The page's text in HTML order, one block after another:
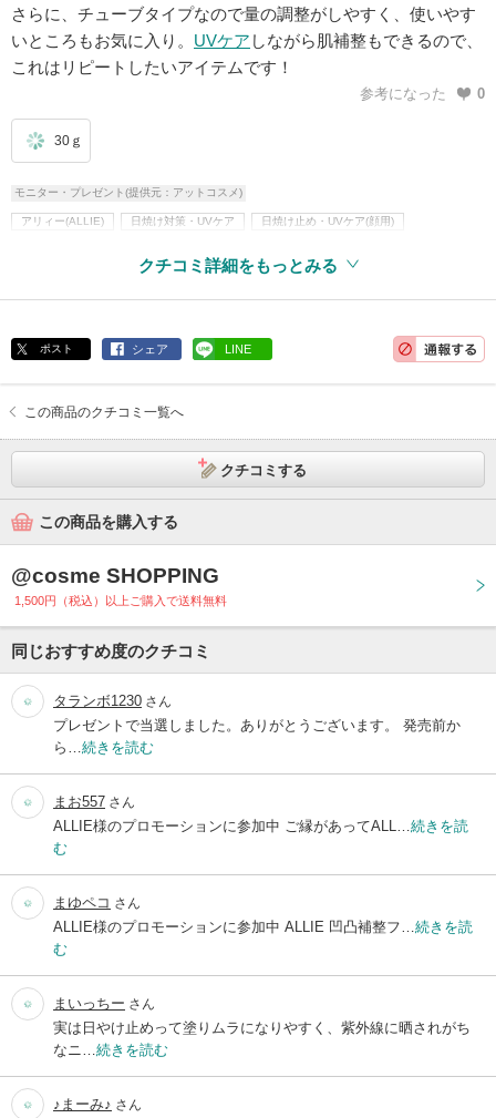
さらに、チューブタイプなので量の調整がしやすく、使いやす
いところもお気に入り。 UVケア しながら肌補整もできるので、
これはリピートしたいアイテムです！
参考になった 0
30ｇ
モニター・プレゼント(提供元：アットコスメ)
アリィー(ALLIE) 日焼け対策・UVケア 日焼け止め・UVケア(顔用)
クチコミ詳細をもっとみる
ポスト シェア LINE
この商品のクチコミ一覧へ
クチコミする
この商品を購入する
@cosme SHOPPING
1,500円（税込）以上ご購入で送料無料
同じおすすめ度のクチコミ
タランボ1230 さん
プレゼントで当選しました。ありがとうございます。 発売前か
ら… 続きを読む
まお557 さん
ALLIE様のプロモーションに参加中 ご縁があってALL… 続きを読
む
まゆペコ さん
ALLIE様のプロモーションに参加中 ALLIE 凹凸補整フ… 続きを読
む
まいっちー さん
実は日やけ止めって塗りムラになりやすく、紫外線に晒されがち
なニ… 続きを読む
♪まーみ♪ さん